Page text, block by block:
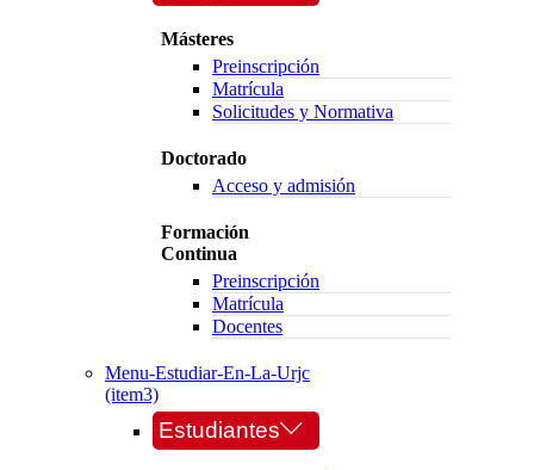
Másteres
Preinscripción
Matrícula
Solicitudes y Normativa
Doctorado
Acceso y admisión
Formación
Continua
Preinscripción
Matrícula
Docentes
Menu-Estudiar-En-La-Urjc
(item3)
Estudiantes